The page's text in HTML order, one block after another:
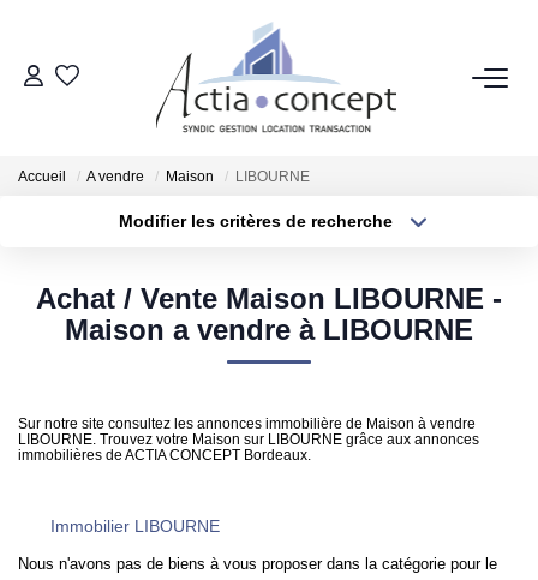
GROUPE ACTIA
Nos Agences
Notre Équipe
Nos Avis Clients
Nous Rejoindre
NOS MÉTIERS
Rénovation Énergétique
Accueil A vendre Maison LIBOURNE
Modifier les critères de recherche
Type de bien
Budget max Plus de critères
Achat / Vente Maison LIBOURNE -
Maison a vendre à LIBOURNE
Sur notre site consultez les annonces immobilière de Maison à vendre
LIBOURNE. Trouvez votre Maison sur LIBOURNE grâce aux annonces
immobilières de ACTIA CONCEPT Bordeaux.
Immobilier LIBOURNE
Nous n'avons pas de biens à vous proposer dans la catégorie pour le